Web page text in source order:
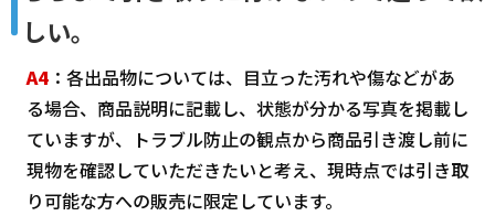
しい。
A4：各出品物については、目立った汚れや傷などがあ
る場合、商品説明に記載し、状態が分かる写真を掲載し
ていますが、トラブル防止の観点から商品引き渡し前に
現物を確認していただきたいと考え、現時点では引き取
り可能な方への販売に限定しています。